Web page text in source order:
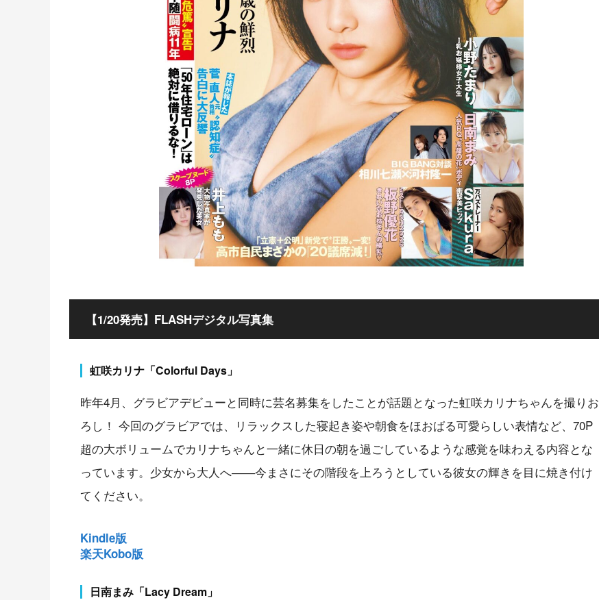
【1/20発売】FLASHデジタル写真集
虹咲カリナ「Colorful Days」
昨年4月、グラビアデビューと同時に芸名募集をしたことが話題となった虹咲カリナちゃんを撮りお
ろし！ 今回のグラビアでは、リラックスした寝起き姿や朝食をほおばる可愛らしい表情など、70P
超の大ボリュームでカリナちゃんと一緒に休日の朝を過ごしているような感覚を味わえる内容とな
っています。少女から大人へ――今まさにその階段を上ろうとしている彼女の輝きを目に焼き付け
てください。
Kindle版
楽天Kobo版
日南まみ「Lacy Dream」